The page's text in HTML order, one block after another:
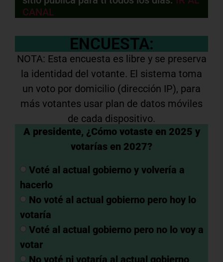
CANAL
ENCUESTA:
A presidente, ¿Cómo votaste en 2025 y
votarías en 2027?
Voté al actual gobierno y volvería a
hacerlo
No voté al actual gobierno pero hoy lo
votaría
Voté al actual gobierno pero no lo voy a
votar
No voté ni votaría al actual gobierno
NOTA: Esta encuesta es libre y se preserva
la identidad del votante. El sistema toma
un voto por domicilio (dirección IP), para
más votantes usar plan de datos móviles
de cada dispositivo.